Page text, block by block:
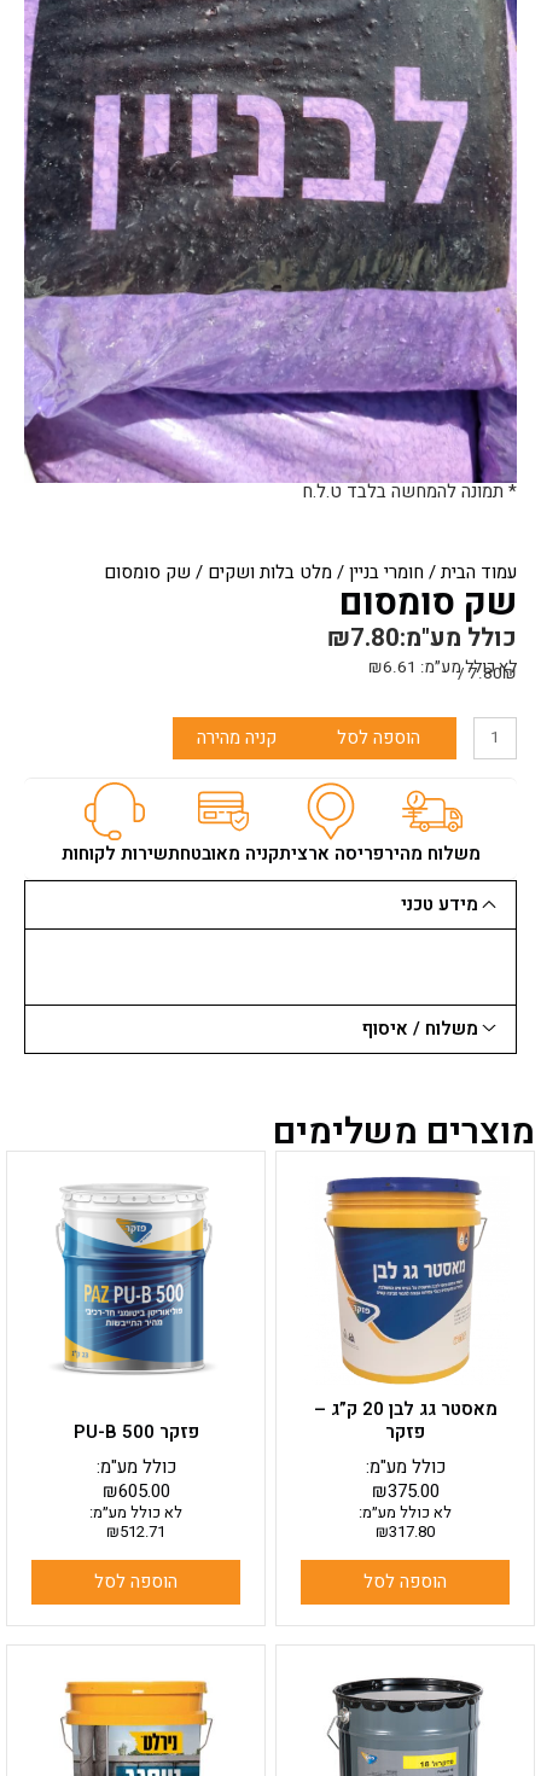
עמוד הבית/ חומרי בניין/מלט בלות ושקים / שק סומסום
שק סומסום
₪7.80כולל מע"מ:
לא כולל מע״מ: ₪6.61
7.80₪ /
כמות
הוספה לסל קניה מהירה
משלוח מהירפריסה ארציתקניה מאובטחתשירות לקוחות
מידע טכני
משלוח / איסוף
* תמונה להמחשה בלבד ט.ל.ח
מוצרים משלימים
מאסטר גג לבן 20 ק”ג –
פזקר
₪375.00
כולל מע"מ:
לא כולל מע״מ:
₪317.80
הוספה לסל
פזקר PU-B 500
₪605.00
כולל מע"מ:
לא כולל מע״מ:
₪512.71
הוספה לסל